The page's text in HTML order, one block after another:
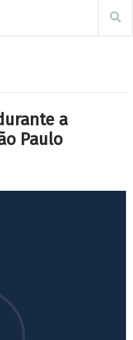
a
Paulo